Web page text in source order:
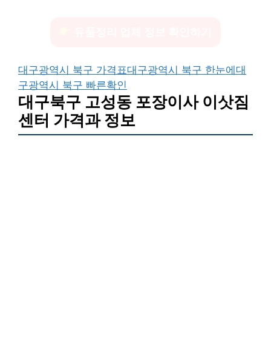
대구광역시 북구 가격표대구광역시 북구 한눈에대
구광역시 북구 빠른확인
대구북구 고성동 포장이사 이삿짐
센터 가격과 정보